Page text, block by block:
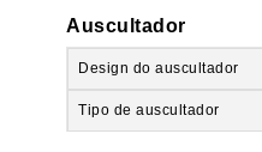
Auscultador
Design do auscultador
Tipo de auscultador